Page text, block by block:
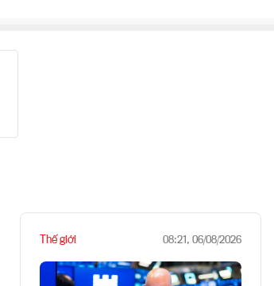
Thế giới 08:21, 06/08/2026